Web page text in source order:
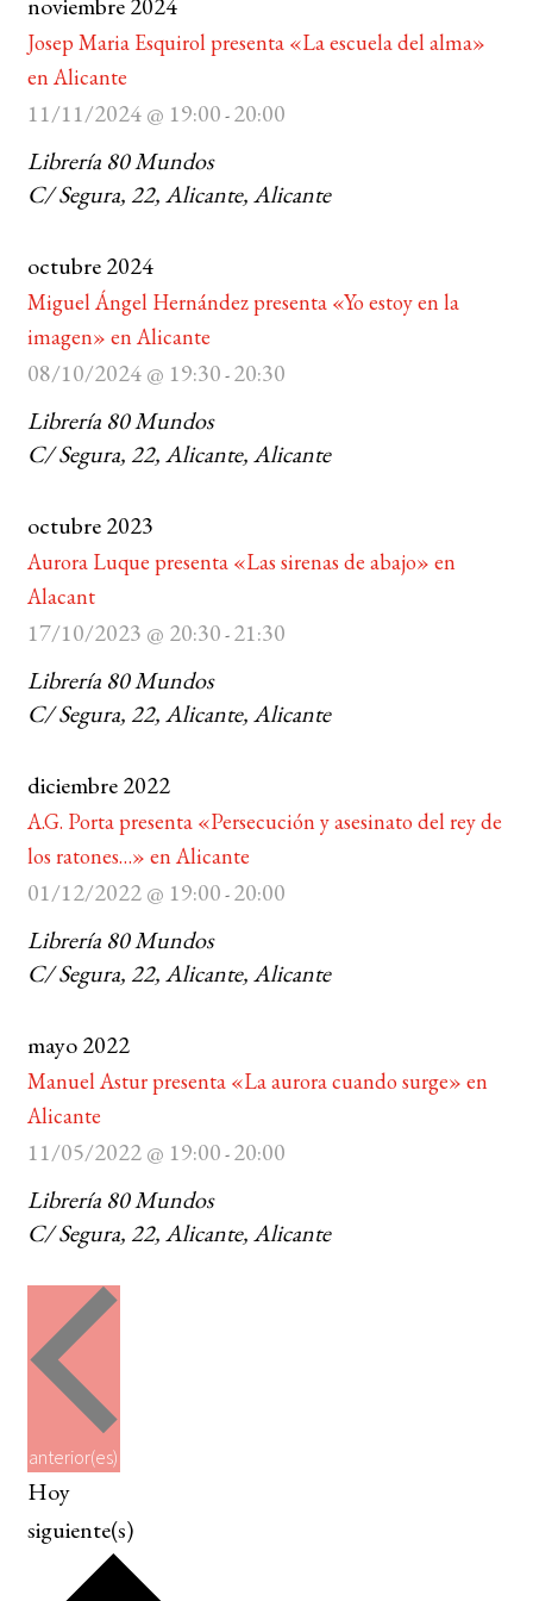
BUSCAR
LISTA DE LIBROS
Josep Maria Esquirol presenta «La escuela del alma»
en Alicante
11/11/2024 @ 19:00-20:00
Librería 80 Mundos
C/ Segura, 22, Alicante, Alicante
octubre 2024
Miguel Ángel Hernández presenta «Yo estoy en la
imagen» en Alicante
08/10/2024 @ 19:30-20:30
Librería 80 Mundos
C/ Segura, 22, Alicante, Alicante
octubre 2023
Aurora Luque presenta «Las sirenas de abajo» en
Alacant
17/10/2023 @ 20:30-21:30
Librería 80 Mundos
C/ Segura, 22, Alicante, Alicante
diciembre 2022
A.G. Porta presenta «Persecución y asesinato del rey de
los ratones…» en Alicante
01/12/2022 @ 19:00-20:00
Librería 80 Mundos
C/ Segura, 22, Alicante, Alicante
mayo 2022
Manuel Astur presenta «La aurora cuando surge» en
Alicante
11/05/2022 @ 19:00-20:00
Librería 80 Mundos
C/ Segura, 22, Alicante, Alicante
E
v
n
anterior(es)
Hoy
E
siguiente(s)